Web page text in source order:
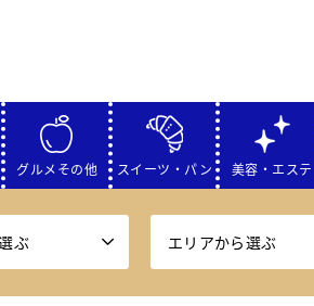
グルメその他 スイーツ・パン 美容・エステ
ぶ エリアから選ぶ